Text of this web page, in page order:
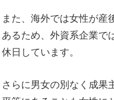
また、海外では女性が産
あるため、外資系企業で
休日しています。
さらに男女の別なく成果